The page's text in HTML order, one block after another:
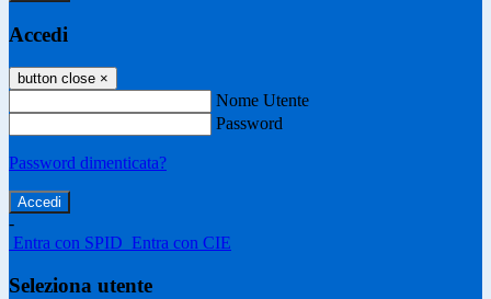
Accedi
button close ×
Nome Utente
Password
Password dimenticata?
-
Entra con SPID Entra con CIE
Seleziona utente